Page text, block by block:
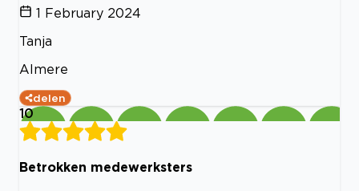
1 February 2024
Tanja
Almere
delen
10
Betrokken medewerksters